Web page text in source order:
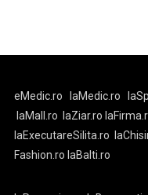
eMedic.ro laMedic.ro
laMall.ro
laZiar.ro
laExecutareSilita.ro
Fashion.ro laBalti.ro